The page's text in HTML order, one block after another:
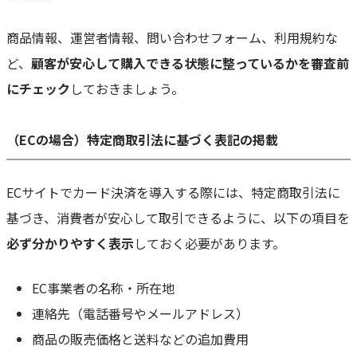
商品情報、運営者情報、問い合わせフォーム、利用規約な
ど、 顧客が安心して購入できる状態に整っているかを審査前
にチェックしておきましょう。
（ECの場合）特定商取引法に基づく表記の掲載
ECサイトでカード決済を導入する際には、特定商取引法に
基づき、消費者が安心して取引できるように、以下の項目を
必ず分かりやすく表示しておく必要があります。
EC事業者の名称・所在地
連絡先（電話番号やメールアドレス）
商品の販売価格と送料などの追加費用